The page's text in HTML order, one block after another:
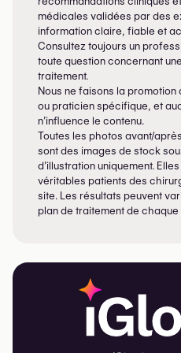
Intervention associée:
Rajeunissement des
Les mains trahissent
visage. Elles deviennent
par les veines et les tendons.
Le lipofilling permet de :
Restaurer le volume
Adoucir les tendons
Les propriétés
en partie l’amélioration
Intervention associée
:
médicales validées par des
information claire, fiable et
Consultez toujours un
toute question concernant
traitement.
Nous ne faisons la promotion
ou praticien spécifique, et
n’influence le contenu.
Toutes les photos avant/
sont des images de stock
d’illustration uniquement.
véritables patients des
site. Les résultats peuvent
plan de traitement de chaque